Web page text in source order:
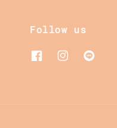
Follow us